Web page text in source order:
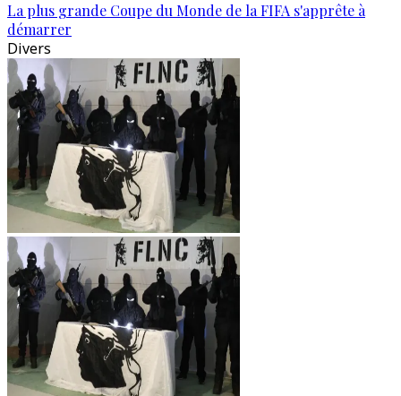
La plus grande Coupe du Monde de la FIFA s'apprête à
démarrer
Divers